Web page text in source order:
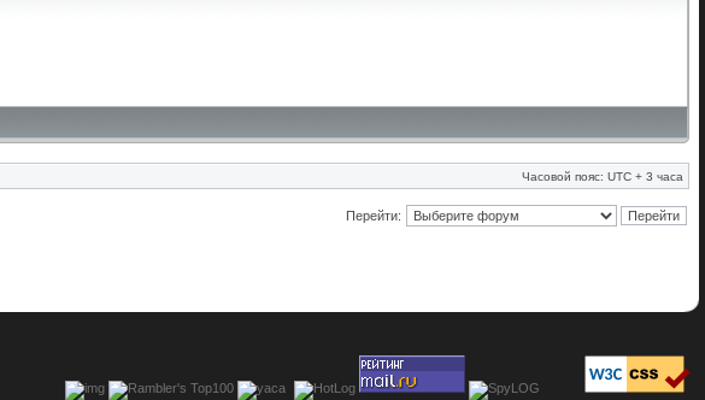
Часовой пояс: UTC + 3 часа
Перейти: